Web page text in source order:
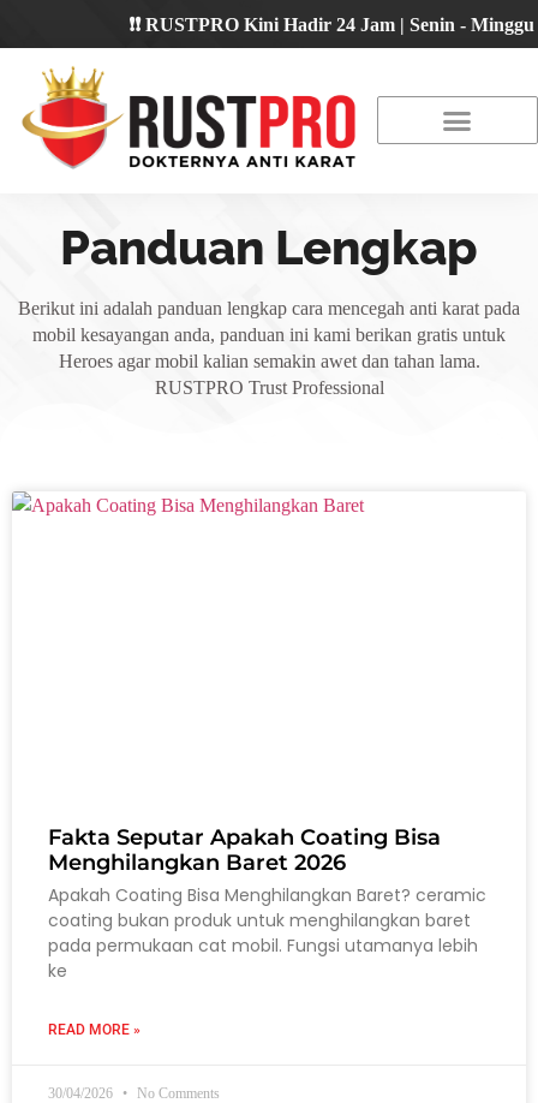
❗❗ RUSTPRO Kini Hadir 24 Jam | Senin - Minggu 🔴
Panduan Lengkap
Berikut ini adalah panduan lengkap cara mencegah anti karat pada
mobil kesayangan anda, panduan ini kami berikan gratis untuk
Heroes agar mobil kalian semakin awet dan tahan lama.
RUSTPRO Trust Professional
Fakta Seputar Apakah Coating Bisa
Menghilangkan Baret 2026
Apakah Coating Bisa Menghilangkan Baret? ceramic
coating bukan produk untuk menghilangkan baret
pada permukaan cat mobil. Fungsi utamanya lebih
ke
READ MORE »
30/04/2026 No Comments